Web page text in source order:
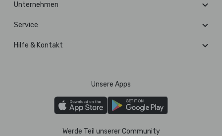
Unternehmen
Service
Hilfe & Kontakt
Unsere Apps
Werde Teil unserer Community